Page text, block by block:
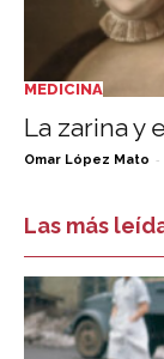
MEDICINA
La zarina y
Omar López Mato -
Las más